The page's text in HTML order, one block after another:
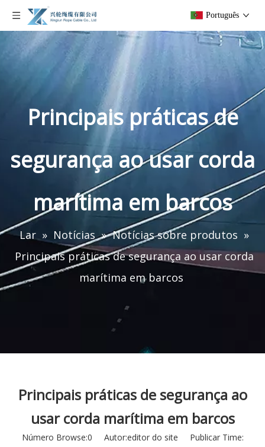
Português
Principais práticas de
segurança ao usar corda
marítima em barcos
Lar » Notícias » Notícias sobre produtos »
Principais práticas de segurança ao usar corda
marítima em barcos
Principais práticas de segurança ao
usar corda marítima em barcos
Número Browse:0 Autor:editor do site Publicar Time: